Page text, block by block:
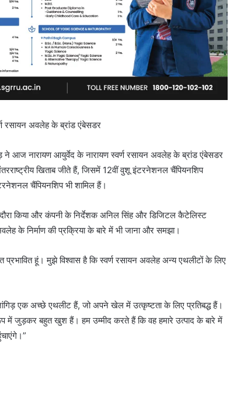
रसायन अवलेह के ब्रांड एंबेसडर
ने आज नारायण आयुर्वेद के नारायण स्वर्ण रसायन अवलेह के ब्रांड एंबेसडर
खिताब जीते हैं, जिसमें 12वीं वुशू इंटरनेशनल चैंपियनशिप
चैंपियनशिप भी शामिल हैं।
किया और कंपनी के निर्देशक अनिल सिंह और डिजिटल कैटेलिस्ट
के निर्माण की प्रक्रिया के बारे में भी जाना और समझा।
प्रभावित हूं। मुझे विश्वास है कि स्वर्ण रसायन अवलेह अन्य एथलीटों के लिए
एक अच्छे एथलीट हैं, जो अपने खेल में उत्कृष्टता के लिए प्रतिबद्ध हैं।
जुड़कर बहुत खुश हैं। हम उम्मीद करते हैं कि वह हमारे उत्पाद के बारे में